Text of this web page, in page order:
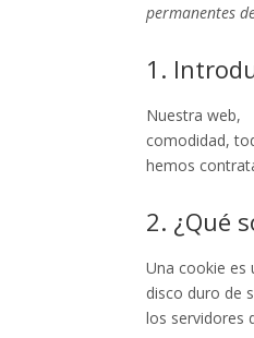
permanentes
1.
Nuestra web,
comodidad,
hemos
2. ¿Qué
Una cookie es
disco duro de
los servidores